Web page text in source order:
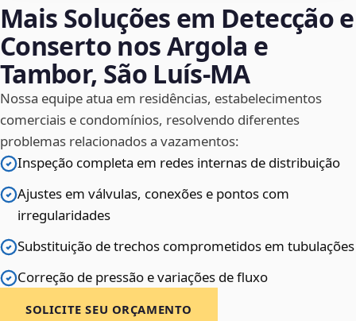
Mais Soluções em Detecção e
Conserto nos Argola e
Tambor, São Luís‑MA
Nossa equipe atua em residências, estabelecimentos
comerciais e condomínios, resolvendo diferentes
problemas relacionados a vazamentos:
Inspeção completa em redes internas de distribuição
Ajustes em válvulas, conexões e pontos com
irregularidades
Substituição de trechos comprometidos em tubulações
Correção de pressão e variações de fluxo
SOLICITE SEU ORÇAMENTO